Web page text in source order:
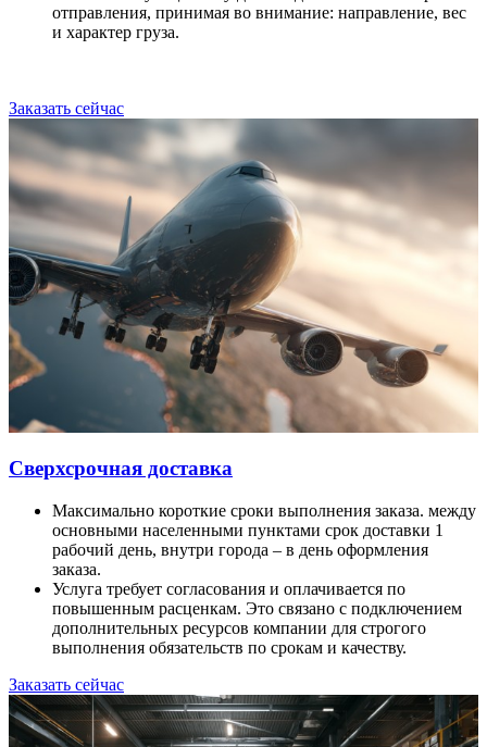
отправления, принимая во внимание: направление, вес
и характер груза.
Заказать сейчас
Сверхсрочная доставка
Максимально короткие сроки выполнения заказа. между
основными населенными пунктами срок доставки 1
рабочий день, внутри города – в день оформления
заказа.
Услуга требует согласования и оплачивается по
повышенным расценкам. Это связано с подключением
дополнительных ресурсов компании для строгого
выполнения обязательств по срокам и качеству.
Заказать сейчас